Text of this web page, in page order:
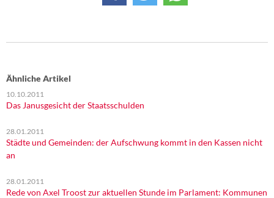
Ähnliche Artikel
10.10.2011
Das Janusgesicht der Staatsschulden
28.01.2011
Städte und Gemeinden: der Aufschwung kommt in den Kassen nicht
an
28.01.2011
Rede von Axel Troost zur aktuellen Stunde im Parlament: Kommunen